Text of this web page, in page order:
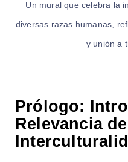
Un mural que celebra la
diversas razas humanas,
y unión a
Prólogo:
Relevancia